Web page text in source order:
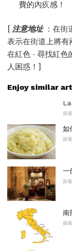
費的內疚感！
[ 注意地址：在街
表示在街道上將有
在紅色 - 尋找紅色
人困惑！]
Enjoy similar
探
如
探
一
探
南
探